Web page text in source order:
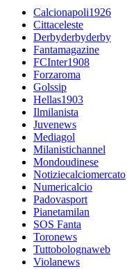
Calcionapoli1926
Cittaceleste
Derbyderbyderby
Fantamagazine
FCInter1908
Forzaroma
Golssip
Hellas1903
Ilmilanista
Juvenews
Mediagol
Milanistichannel
Mondoudinese
Notiziecalciomercato
Numericalcio
Padovasport
Pianetamilan
SOS Fanta
Toronews
Tuttobolognaweb
Violanews